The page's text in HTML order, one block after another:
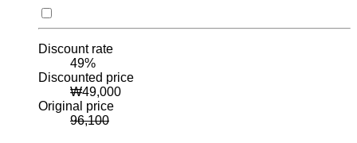
Discount rate
49%
Discounted price
₩49,000
Original price
96,100